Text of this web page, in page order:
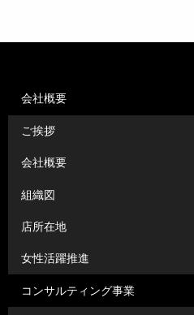
会社概要
ご挨拶
会社概要
組織図
店所在地
女性活躍推進
コンサルティング事業